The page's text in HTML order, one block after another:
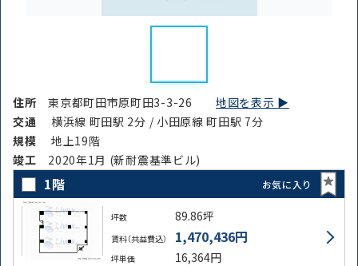
住所東京都町田市原町田3-3-26地図を表示 ▶︎
交通
横浜線 町田駅 2分 / 小田原線 町田駅 7分
規模
地上19階
竣⼯ 2020年1月 (新耐震基準ビル)
1階 お気に入り
坪数 89.86坪
賃料（共益費込） 1,470,436円
坪単価 16,364円